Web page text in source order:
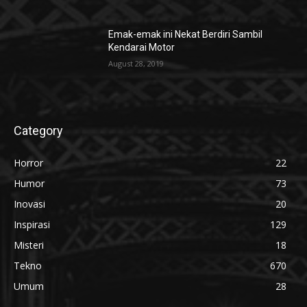
Emak-emak ini Nekat Berdiri Sambil
Kendarai Motor
August 28, 2019
Category
Horror
22
Humor
73
Inovasi
20
Inspirasi
129
Misteri
18
Tekno
670
Umum
28